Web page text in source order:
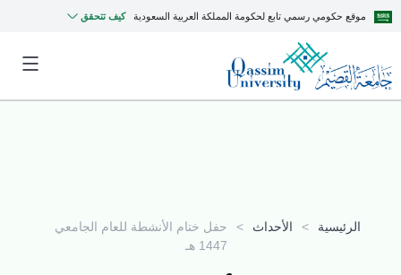
موقع حكومي رسمي تابع لحكومة المملكة العربية السعودية كيف تتحقق
الرئيسية > الأحداث >
حفل ختام الأنشطة للعام الجامعي
1447 هـ